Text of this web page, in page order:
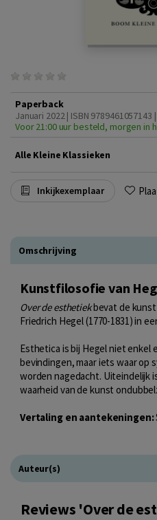
Paperback
Januari 2022 | ISBN 9789461057143
Voor 21:00 uur besteld, morgen in
Alle Kleine Klassieken
Inkijkexemplaar
Omschrijving
Kunstfilosofie van
Over de esthetiekbevat de
Friedrich Hegel (1770-1831) in
Esthetica is bij Hegel niet enkel
bevindingen, maar iets waar op
worden nagedacht. Uiteindelijk
waarheid van de kunst
Vertaling en aantekeningen:
Auteur(s)
Reviews 'Over de